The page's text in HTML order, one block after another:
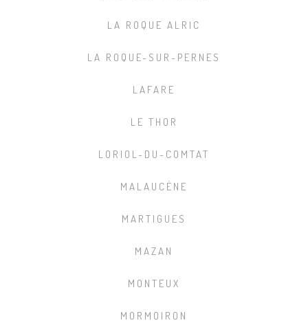
LA ROQUE ALRIC
LA ROQUE-SUR-PERNES
LAFARE
LE THOR
LORIOL-DU-COMTAT
MALAUCÈNE
MARTIGUES
MAZAN
MONTEUX
MORMOIRON